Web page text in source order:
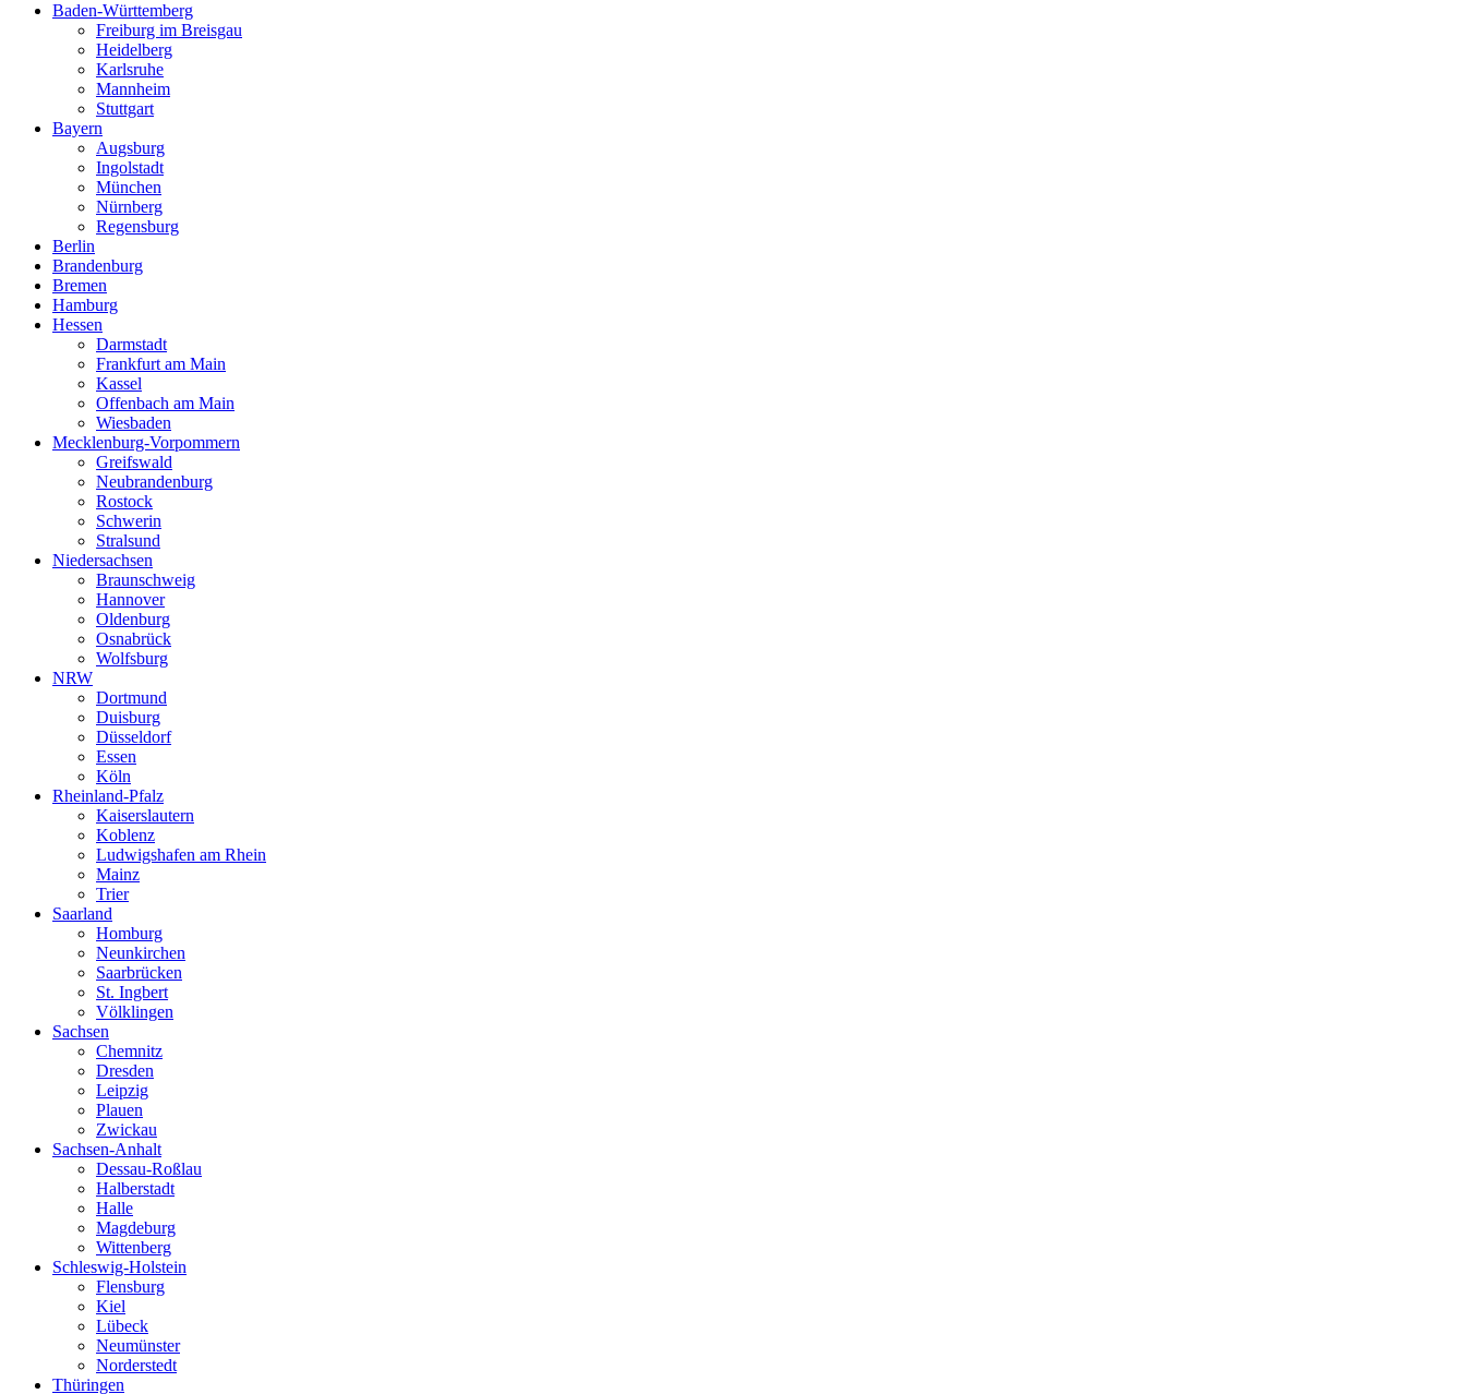
Baden-Württemberg
Freiburg im Breisgau
Heidelberg
Karlsruhe
Mannheim
Stuttgart
Bayern
Augsburg
Ingolstadt
München
Nürnberg
Regensburg
Berlin
Brandenburg
Bremen
Hamburg
Hessen
Darmstadt
Frankfurt am Main
Kassel
Offenbach am Main
Wiesbaden
Mecklenburg-Vorpommern
Greifswald
Neubrandenburg
Rostock
Schwerin
Stralsund
Niedersachsen
Braunschweig
Hannover
Oldenburg
Osnabrück
Wolfsburg
NRW
Dortmund
Duisburg
Düsseldorf
Essen
Köln
Rheinland-Pfalz
Kaiserslautern
Koblenz
Ludwigshafen am Rhein
Mainz
Trier
Saarland
Homburg
Neunkirchen
Saarbrücken
St. Ingbert
Völklingen
Sachsen
Chemnitz
Dresden
Leipzig
Plauen
Zwickau
Sachsen-Anhalt
Dessau-Roßlau
Halberstadt
Halle
Magdeburg
Wittenberg
Schleswig-Holstein
Flensburg
Kiel
Lübeck
Neumünster
Norderstedt
Thüringen